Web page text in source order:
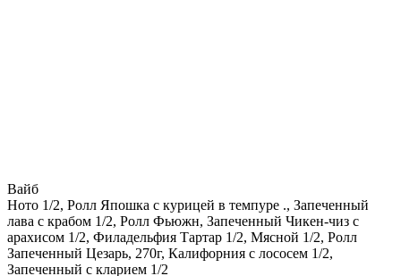
Вайб
Ното 1/2, Ролл Япошка с курицей в темпуре ., Запеченный
лава с крабом 1/2, Ролл Фьюжн, Запеченный Чикен-чиз с
арахисом 1/2, Филадельфия Тартар 1/2, Мясной 1/2, Ролл
Запеченный Цезарь, 270г, Калифорния с лососем 1/2,
Запеченный с кларием 1/2